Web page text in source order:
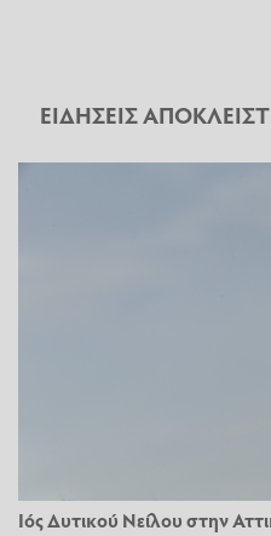
ΕΙΔΗΣΕΙΣ
Ιός Δυτικού Νείλου στην